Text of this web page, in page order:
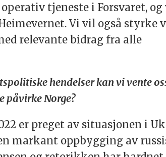
tjeneste i Forsvaret, og
Vi vil også styrke
relevante bidrag fra alle
hendelser kan vi vente
påvirke Norge?
er preget av situasjonen i
markant oppbygging av